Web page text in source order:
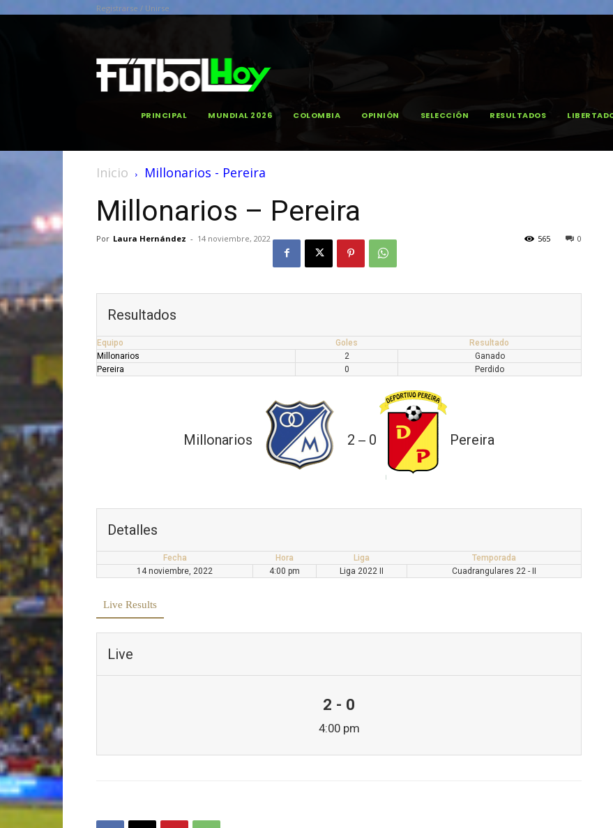
Registrarse / Unirse
PRINCIPAL MUNDIAL 2026 COLOMBIA OPINIÓN SELECCIÓN RESULTADOS
Inicio Millonarios - Pereira
Millonarios – Pereira
Por Laura Hernández - 14 noviembre, 2022 0
565
Resultados
Equipo Goles
Resultado
Millonarios
2
Ganado
Pereira
0 Perdido
Millonarios 2 — 0 Pereira
Detalles
Fecha Hora Liga
Temporada
14 noviembre, 2022
4:00 pm Liga 2022 II Cuadrangulares 22 - II
Live Results
Live
2 - 0
4:00 pm